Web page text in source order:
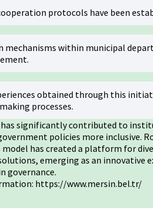
protocols have been
mechanisms within municipal
obtained through this
processes.
significantly contributed to
policies more inclusive.
has created a platform for
emerging as an innovative
governance.
https://www.mersin.bel.tr/